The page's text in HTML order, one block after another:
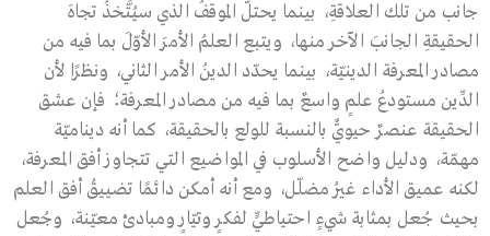
جانب من تلك العلاقةِ، بينما يحتلُّ الموقفُ الذي سيُتَّخذُ تجاهَ
الحقيقةِ الجانبَ الآخر منها، ويتبع العلمُ الأمرَ الأوّلَ بما فيه من
مصادر المعرفة الدينيّة، بينما يحدّد الدينُ الأمر الثاني، ونظرًا لأن
الدِّين مستودعُ علمٍ واسعٌ بما فيه من مصادر المعرفة؛ فإن عشق
الحقيقة عنصرٌ حيويٌّ بالنسبة للولع بالحقيقة، كما أنه ديناميّة
مهمّة، ودليل واضح الأسلوب في المواضيع التي تتجاوز أفق المعرفة،
لكنه عميق الأداء غيرُ مضلّل، ومع أنه أمكن دائمًا تضييقُ أفق العلم
بحيث جُعل بمثابة شيءٍ احتياطيٍّ لفكرٍ وتيّارٍ ومبادئ معيّنة، وجُعل